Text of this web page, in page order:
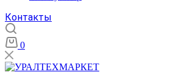
Контакты
0